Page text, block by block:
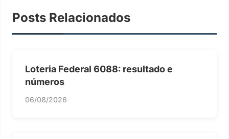
Posts Relacionados
Loteria Federal 6088: resultado e
números
06/08/2026